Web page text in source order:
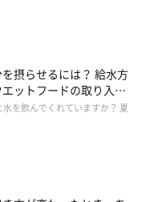
コーディネートに取り
摂らせるには？ 給水方
ットフードの取り入れ
を飲んでくれていますか？ 夏